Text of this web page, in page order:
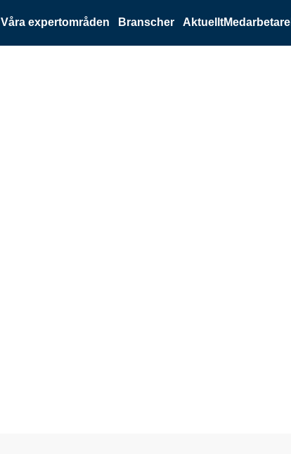
Våra expertområden Branscher AktuelltMedarbetare